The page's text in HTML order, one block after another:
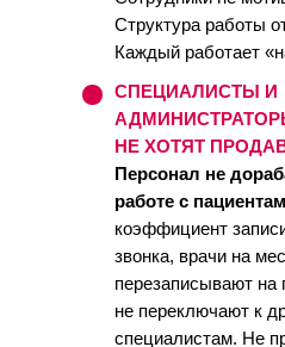
Структура работы
Каждый работает
СПЕЦИАЛИСТЫ И
НЕ ХОТЯТ
Персонал не
работе с
коэффициент
звонка, врачи на
перезаписывают на
не переключают к
специалистам. Не